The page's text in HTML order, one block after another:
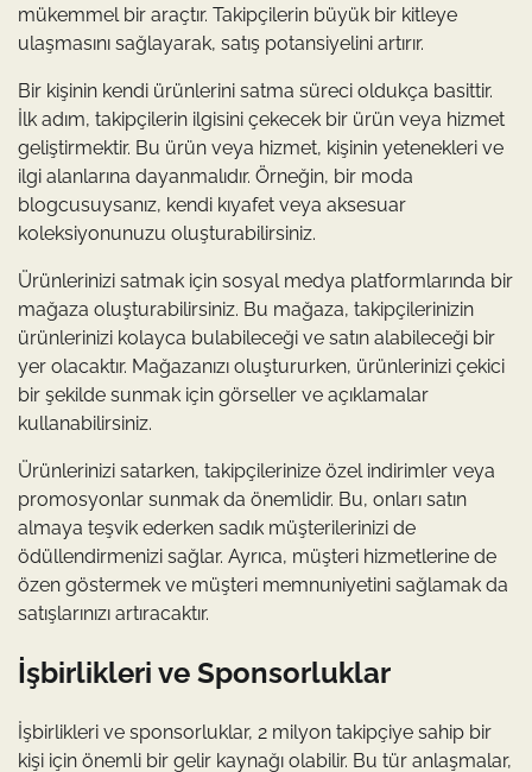
mükemmel bir araçtır. Takipçilerin büyük bir kitleye
ulaşmasını sağlayarak, satış potansiyelini artırır.
Bir kişinin kendi ürünlerini satma süreci oldukça basittir.
İlk adım, takipçilerin ilgisini çekecek bir ürün veya hizmet
geliştirmektir. Bu ürün veya hizmet, kişinin yetenekleri ve
ilgi alanlarına dayanmalıdır. Örneğin, bir moda
blogcusuysanız, kendi kıyafet veya aksesuar
koleksiyonunuzu oluşturabilirsiniz.
Ürünlerinizi satmak için sosyal medya platformlarında bir
mağaza oluşturabilirsiniz. Bu mağaza, takipçilerinizin
ürünlerinizi kolayca bulabileceği ve satın alabileceği bir
yer olacaktır. Mağazanızı oluştururken, ürünlerinizi çekici
bir şekilde sunmak için görseller ve açıklamalar
kullanabilirsiniz.
Ürünlerinizi satarken, takipçilerinize özel indirimler veya
promosyonlar sunmak da önemlidir. Bu, onları satın
almaya teşvik ederken sadık müşterilerinizi de
ödüllendirmenizi sağlar. Ayrıca, müşteri hizmetlerine de
özen göstermek ve müşteri memnuniyetini sağlamak da
satışlarınızı artıracaktır.
İşbirlikleri ve Sponsorluklar
İşbirlikleri ve sponsorluklar, 2 milyon takipçiye sahip bir
kişi için önemli bir gelir kaynağı olabilir. Bu tür anlaşmalar,